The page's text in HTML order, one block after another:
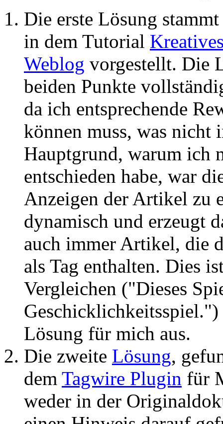
Die erste Lösung
in dem Tutorial
Weblog vorgestellt. Die
beiden Punkte
da ich entsprechende
können muss, was nicht
Hauptgrund, warum ich
entschieden habe, war
Anzeigen der Artikel zu
dynamisch und erzeugt
auch immer Artikel, die
als Tag enthalten. Dies
Vergleichen ("Dieses
Geschicklichkeitsspiel.")
Lösung für mich aus.
Die zweite Lösung,
dem Tagwire Plugin für
weder in der